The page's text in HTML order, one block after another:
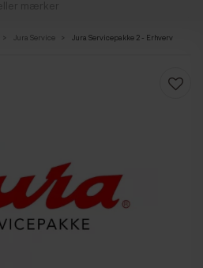
Jura Service Jura Servicepakke 2 - Erhverv